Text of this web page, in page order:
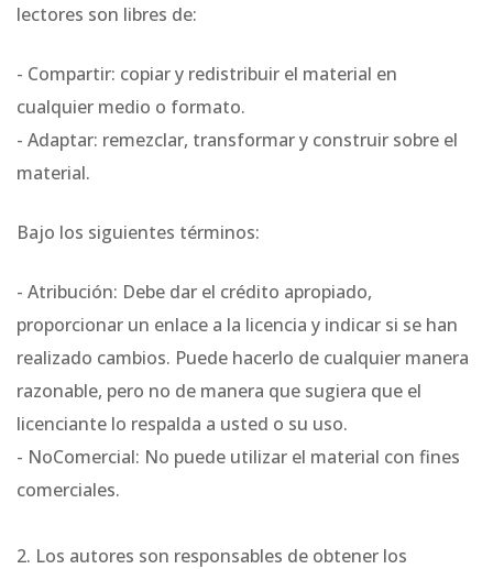
lectores son libres de:
- Compartir: copiar y redistribuir el material en
cualquier medio o formato.
- Adaptar: remezclar, transformar y construir sobre el
material.
Bajo los siguientes términos:
- Atribución: Debe dar el crédito apropiado,
proporcionar un enlace a la licencia y indicar si se han
realizado cambios. Puede hacerlo de cualquier manera
razonable, pero no de manera que sugiera que el
licenciante lo respalda a usted o su uso.
- NoComercial: No puede utilizar el material con fines
comerciales.
2. Los autores son responsables de obtener los